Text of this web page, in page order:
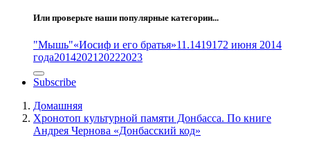
Или проверьте наши популярные категории...
"Мышь"«Иосиф и его братья»11.1419172 июня 2014
года2014202120222023
Subscribe
Домашняя
Хронотоп культурной памяти Донбасса. По книге
Андрея Чернова «Донбасский код»